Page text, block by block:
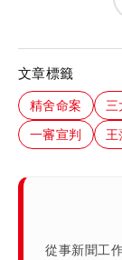
文章標籤
精舍命案 三
一審宣判
王
從事新聞工